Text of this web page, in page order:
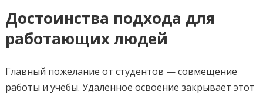
Достоинства подхода для
работающих людей
Главный пожелание от студентов — совмещение
работы и учебы. Удалённое освоение закрывает этот